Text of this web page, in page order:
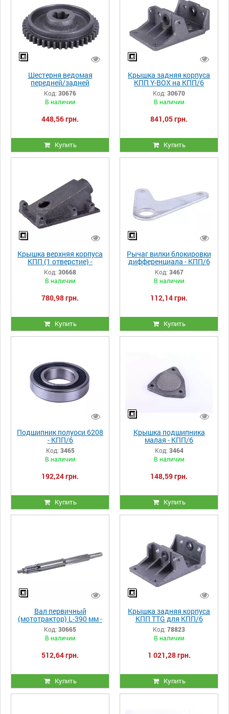
Шестерня ведомая
передней/задней
передачи Z-43 - КПП/6 Y-
BOX
Код: 30676
В наличии
448,56 грн.
Купить
Крышка задняя корпуса
КПП Y-BOX на КПП/6
Код: 30670
В наличии
841,05 грн.
Купить
Крышка верхняя корпуса
КПП (1 отверстие) -
КПП/6 Y-BOX
Код: 30668
В наличии
780,98 грн.
Купить
Рычаг вилки блокировки
дифференциала - КПП/6
Код: 3467
В наличии
112,14 грн.
Купить
Подшипник полуоси 6208
- КПП/6
Код: 3465
В наличии
192,24 грн.
Купить
Крышка подшипника
малая - КПП/6
Код: 3464
В наличии
148,59 грн.
Купить
Вал первичный
(мототрактор) L-390 мм -
КПП/6 Y-BOX
Код: 30665
В наличии
512,64 грн.
Купить
Крышка задняя корпуса
КПП TTG для КПП/6
Код: 78823
В наличии
1 021,28 грн.
Купить